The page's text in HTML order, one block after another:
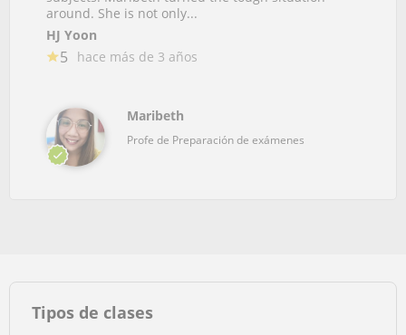
around. She is not only...
HJ Yoon
5 hace más de 3 años
Maribeth
Profe de Preparación de exámenes
Tipos de clases